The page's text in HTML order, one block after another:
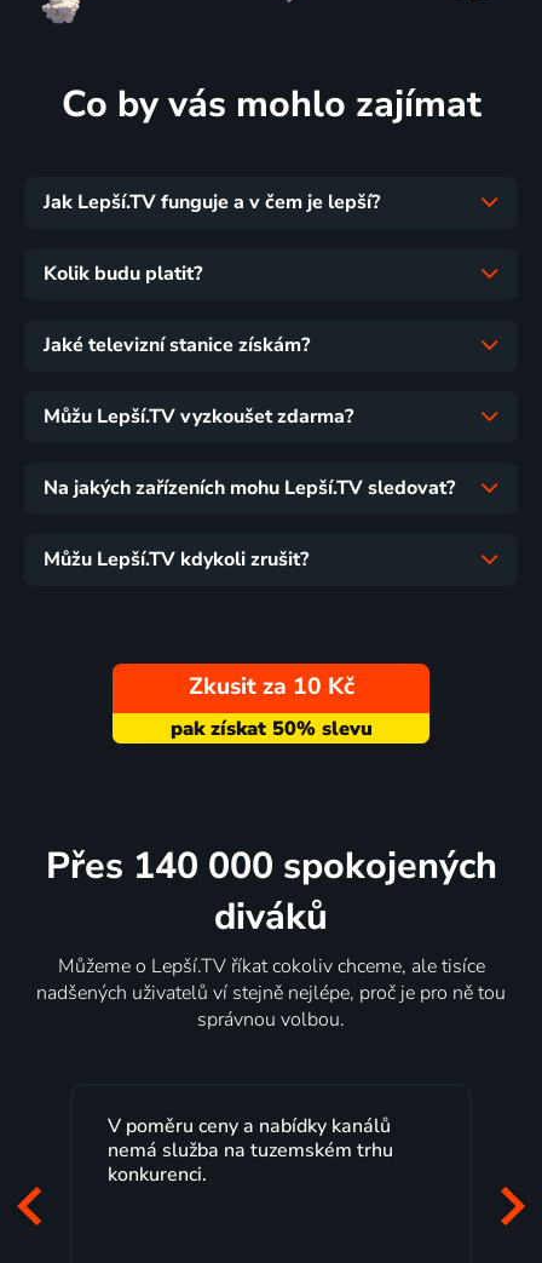
Co by vás mohlo zajímat
Jak Lepší.TV funguje a v čem je lepší?
Kolik budu platit?
Jaké televizní stanice získám?
Můžu Lepší.TV vyzkoušet zdarma?
Na jakých zařízeních mohu Lepší.TV sledovat?
Můžu Lepší.TV kdykoli zrušit?
Zkusit za 10 Kč
Přes 140 000 spokojených
diváků
Můžeme o Lepší.TV říkat cokoliv chceme, ale tisíce
nadšených uživatelů ví stejně nejlépe, proč je pro ně tou
správnou volbou.
Lepší.TV sleduji už několik let s
maximální spokojeností. Velký výběr
programů a nemuset běžet k TV na